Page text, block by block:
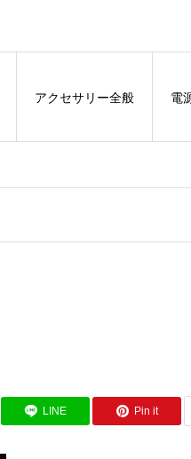
アクセサリー全般 電
LINE Pin it